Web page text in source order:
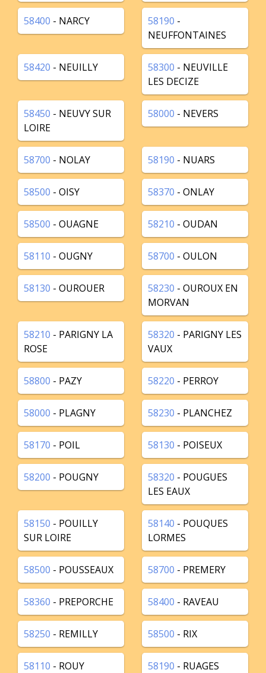
58400 - NARCY 58190 -
NEUFFONTAINES
58420 - NEUILLY 58300 - NEUVILLE
LES DECIZE
58450 - NEUVY SUR
LOIRE
58000 - NEVERS
58700 - NOLAY 58190 - NUARS
58500 - OISY 58370 - ONLAY
58500 - OUAGNE 58210 - OUDAN
58110 - OUGNY 58700 - OULON
58130 - OUROUER 58230 - OUROUX EN
MORVAN
58210 - PARIGNY LA
ROSE
58320 - PARIGNY LES
VAUX
58800 - PAZY 58220 - PERROY
58000 - PLAGNY 58230 - PLANCHEZ
58170 - POIL 58130 - POISEUX
58200 - POUGNY 58320 - POUGUES
LES EAUX
58150 - POUILLY
SUR LOIRE
58140 - POUQUES
LORMES
58500 - POUSSEAUX 58700 - PREMERY
58360 - PREPORCHE 58400 - RAVEAU
58250 - REMILLY 58500 - RIX
58110 - ROUY 58190 - RUAGES